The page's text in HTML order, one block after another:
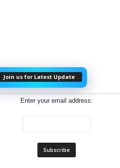
Join us for Latest Update
Enter your email address: